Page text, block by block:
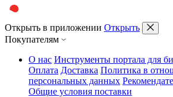
Открыть в приложении Открыть
Покупателям
О нас Инструменты портала для
Оплата Доставка Политика в
персональных данных
Общие условия поставки